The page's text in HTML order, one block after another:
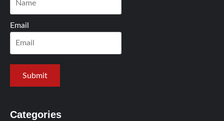
Email
Categories